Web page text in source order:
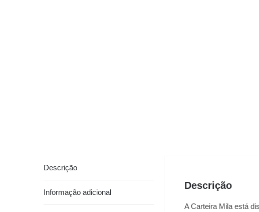
Descrição
Informação adicional
Descrição
A Carteira Mila está